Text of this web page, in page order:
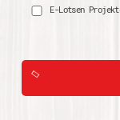
E-Lotsen